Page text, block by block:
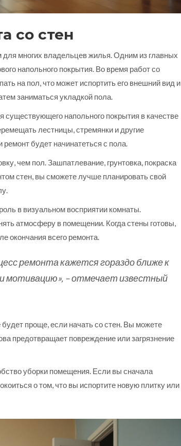
со стен
многих владельцев жилья. Одним из главных
напольного покрытия. Во время работ со
на пол, что может испортить его внешний вид и
заниматься укладкой пола.
напольного покрытия в качестве
лестницы, стремянки и другие
будет начинатеться с пола.
чем пол. Зашпатлевание, грунтовка, покраска
стен, вы сможете лучше планировать свой
в визуальном восприятии комнаты.
атмосферу в помещении. Когда стены готовы,
окончания всего ремонта.
ремонта кажется гораздо ближе к
мотивацию», – отмечает известный
проще, если начать со стен. Вы можете
предотвращает повреждение или загрязнение
уборки помещения. Если вы сначала
о том, что вы испортите новую плитку или